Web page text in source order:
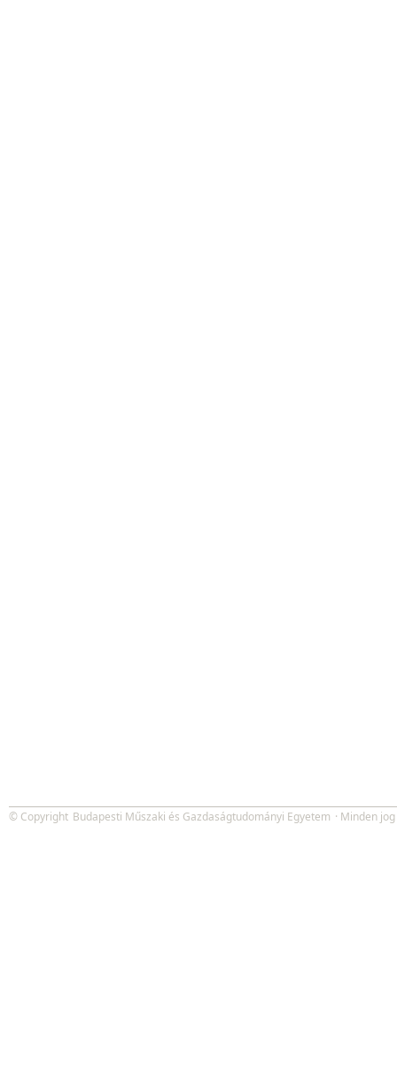
© Copyright Budapesti Műszaki és Gazdaságtudományi Egyetem · Minden